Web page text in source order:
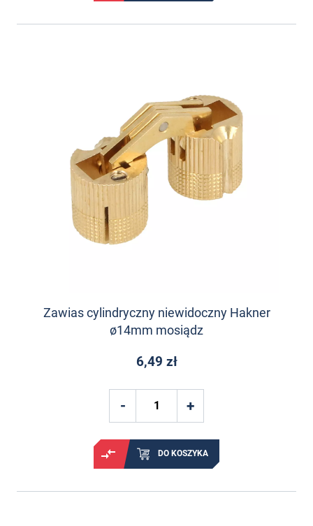
Zawias cylindryczny niewidoczny Hakner
ø14mm mosiądz
6,49 zł
DO KOSZYKA